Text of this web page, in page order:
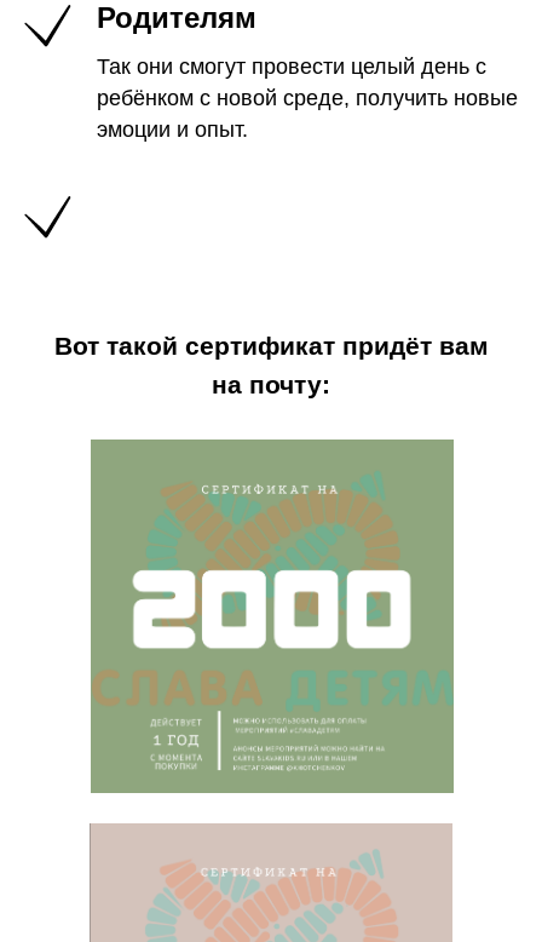
Родителям
Так они смогут провести целый день с
ребёнком с новой среде, получить новые
эмоции и опыт.
Вот такой сертификат придёт вам
на почту: